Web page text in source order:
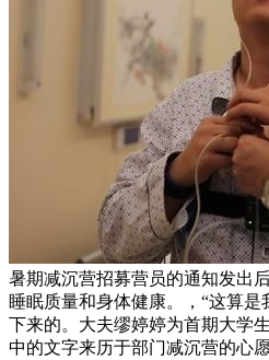
暑期减沉营招募营员的通知发出
睡眠质量和身体健康。，“这算
下来的。大夫缪婷婷为首期大学
中的文字来历于部门减沉营的心